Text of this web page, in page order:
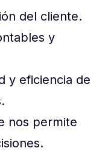
del cliente.
y
y eficiencia de
nos permite